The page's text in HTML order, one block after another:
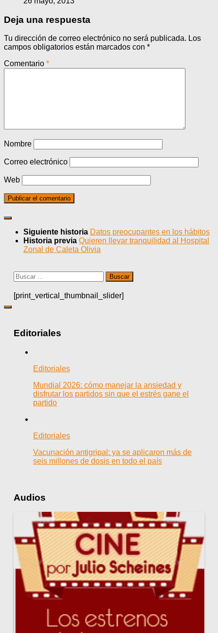
Deja una respuesta
Tu dirección de correo electrónico no será publicada. Los
campos obligatorios están marcados con *
Comentario *
Nombre
Correo electrónico
Web
Siguiente historia Datos preocupantes en los hábitos
Historia previa Quieren llevar tranquilidad al Hospital
Zonal de Caleta Olivia
Buscar:
[print_vertical_thumbnail_slider]
Editoriales
Editoriales
Mundial 2026: cómo manejar la ansiedad y
disfrutar los partidos sin que el estrés gane el
partido
Editoriales
Vacunación antigripal: ya se aplicaron más de
seis millones de dosis en todo el país
Audios